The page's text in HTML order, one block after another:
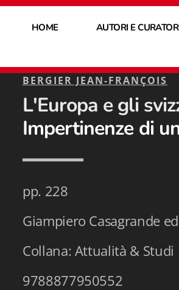
HOME AUTORI E
BERGIER JEAN-FRANÇOIS
L'Europa e gli
Impertinenze di
pp. 228
Giampiero Casagrande
Collana: Attualità & Studi
9788877950552